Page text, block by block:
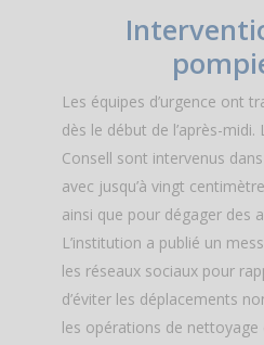
Les équipes d’urgence ont
dès le début de l’après-
Consell sont intervenus
avec jusqu’à vingt
ainsi que pour dégager des
L’institution a publié un
les réseaux sociaux pour
d’éviter les déplacements
les opérations de